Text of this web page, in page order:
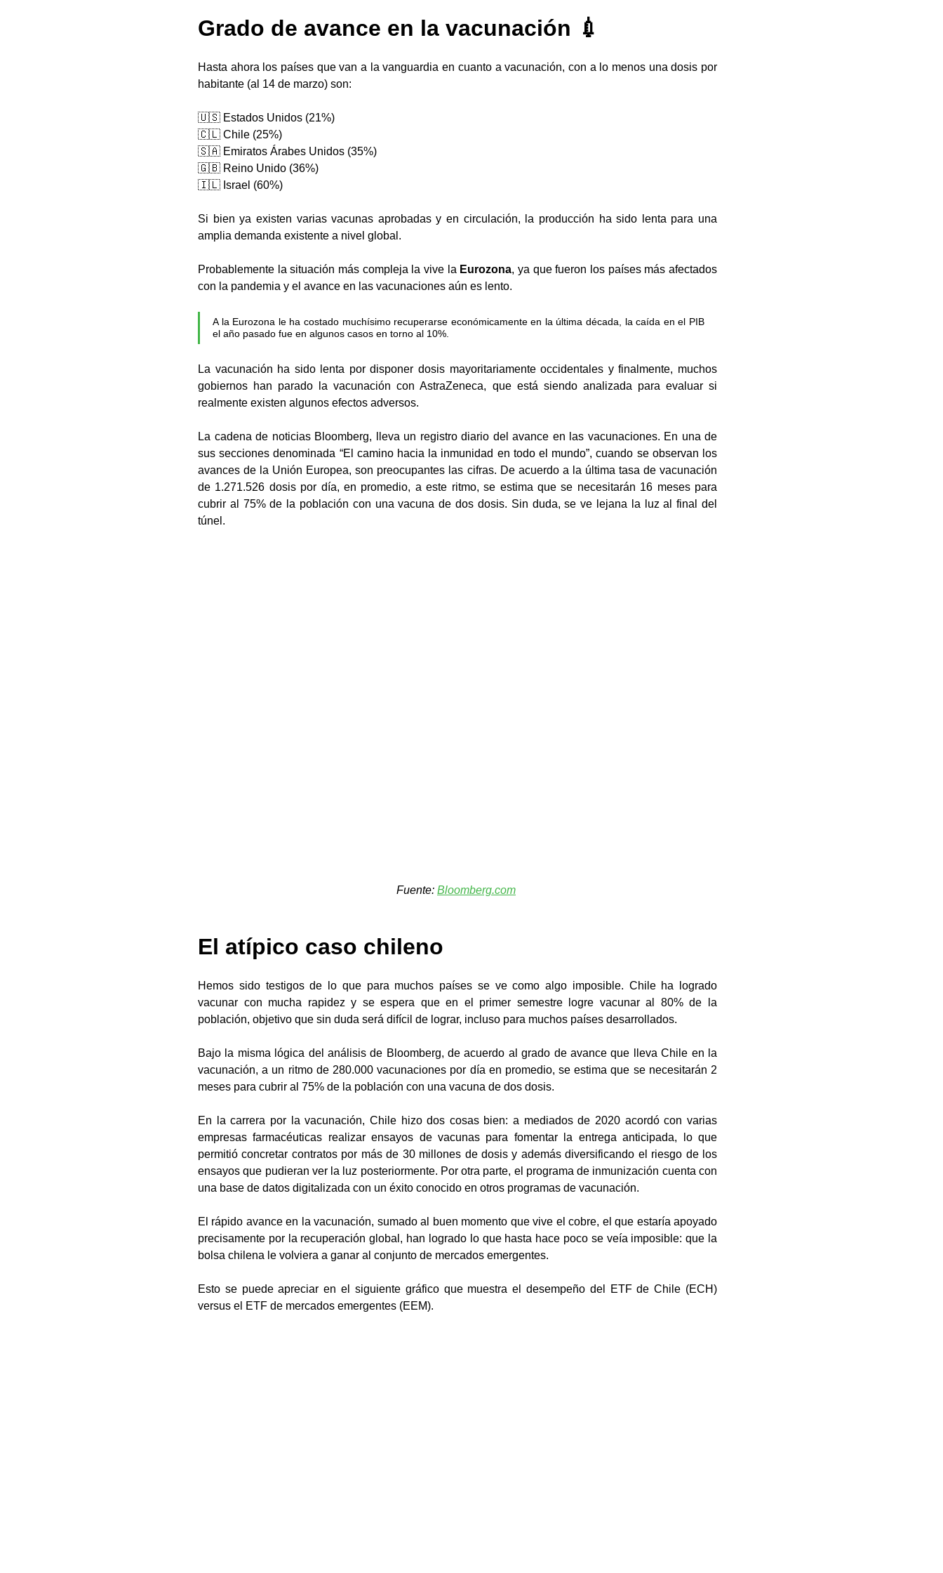
Grado de avance en la vacunación 💉
Hasta ahora los países que van a la vanguardia en cuanto a vacunación, con a lo menos una dosis por
habitante (al 14 de marzo) son:
🇺🇸 Estados Unidos (21%)
🇨🇱 Chile (25%)
🇸🇦 Emiratos Árabes Unidos (35%)
🇬🇧 Reino Unido (36%)
🇮🇱 Israel (60%)
Si bien ya existen varias vacunas aprobadas y en circulación, la producción ha sido lenta para una
amplia demanda existente a nivel global.
Probablemente la situación más compleja la vive la Eurozona, ya que fueron los países más afectados
con la pandemia y el avance en las vacunaciones aún es lento.
A la Eurozona le ha costado muchísimo recuperarse económicamente en la última década, la caída en el PIB
el año pasado fue en algunos casos en torno al 10%.
La vacunación ha sido lenta por disponer dosis mayoritariamente occidentales y finalmente, muchos
gobiernos han parado la vacunación con AstraZeneca, que está siendo analizada para evaluar si
realmente existen algunos efectos adversos.
La cadena de noticias Bloomberg, lleva un registro diario del avance en las vacunaciones. En una de
sus secciones denominada “El camino hacia la inmunidad en todo el mundo”, cuando se observan los
avances de la Unión Europea, son preocupantes las cifras. De acuerdo a la última tasa de vacunación
de 1.271.526 dosis por día, en promedio, a este ritmo, se estima que se necesitarán 16 meses para
cubrir al 75% de la población con una vacuna de dos dosis. Sin duda, se ve lejana la luz al final del
túnel.
Fuente: Bloomberg.com
El atípico caso chileno
Hemos sido testigos de lo que para muchos países se ve como algo imposible. Chile ha logrado
vacunar con mucha rapidez y se espera que en el primer semestre logre vacunar al 80% de la
población, objetivo que sin duda será difícil de lograr, incluso para muchos países desarrollados.
Bajo la misma lógica del análisis de Bloomberg, de acuerdo al grado de avance que lleva Chile en la
vacunación, a un ritmo de 280.000 vacunaciones por día en promedio, se estima que se necesitarán 2
meses para cubrir al 75% de la población con una vacuna de dos dosis.
En la carrera por la vacunación, Chile hizo dos cosas bien: a mediados de 2020 acordó con varias
empresas farmacéuticas realizar ensayos de vacunas para fomentar la entrega anticipada, lo que
permitió concretar contratos por más de 30 millones de dosis y además diversificando el riesgo de los
ensayos que pudieran ver la luz posteriormente. Por otra parte, el programa de inmunización cuenta con
una base de datos digitalizada con un éxito conocido en otros programas de vacunación.
El rápido avance en la vacunación, sumado al buen momento que vive el cobre, el que estaría apoyado
precisamente por la recuperación global, han logrado lo que hasta hace poco se veía imposible: que la
bolsa chilena le volviera a ganar al conjunto de mercados emergentes.
Esto se puede apreciar en el siguiente gráfico que muestra el desempeño del ETF de Chile (ECH)
versus el ETF de mercados emergentes (EEM).